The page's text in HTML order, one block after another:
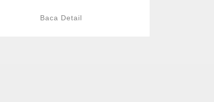
Baca Detail